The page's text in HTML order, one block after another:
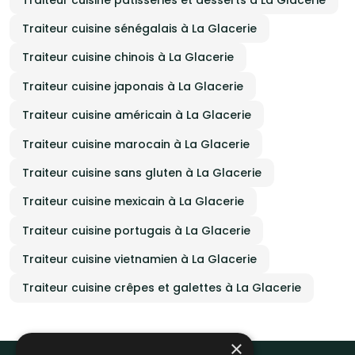
Traiteur cuisine sénégalais à La Glacerie
Traiteur cuisine chinois à La Glacerie
Traiteur cuisine japonais à La Glacerie
Traiteur cuisine américain à La Glacerie
Traiteur cuisine marocain à La Glacerie
Traiteur cuisine sans gluten à La Glacerie
Traiteur cuisine mexicain à La Glacerie
Traiteur cuisine portugais à La Glacerie
Traiteur cuisine vietnamien à La Glacerie
Traiteur cuisine crêpes et galettes à La Glacerie
×